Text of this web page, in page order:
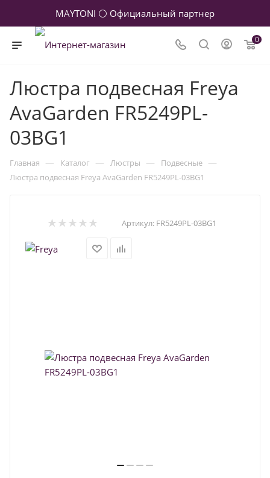
MAYTONI ⚪ Официальный партнер
0
Люстра подвесная Freya
AvaGarden FR5249PL-
03BG1
Главная — Каталог — Люстры — Подвесные —
Люстра подвесная Freya AvaGarden FR5249PL-03BG1
Артикул: FR5249PL-03BG1